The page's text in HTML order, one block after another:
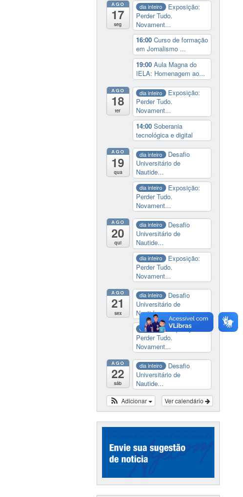
AGO
17
seg
dia inteiro
Exposição:
Perder Tudo.
Novament...
16:00 Curso de formação
em Jornalismo ...
19:00 Aula Magna do
IELA: Homenagem ao...
AGO
18
ter
dia inteiro
Exposição:
Perder Tudo.
Novament...
14:00 Soberania
tecnológica e digital
AGO
19
qua
dia inteiro
Desafio
Universitário de
Nautide...
dia inteiro
Exposição:
Perder Tudo.
Novament...
AGO
20
qui
dia inteiro
Desafio
Universitário de
Nautide...
dia inteiro
Exposição:
Perder Tudo.
Novament...
AGO
21
sex
dia inteiro
Desafio
Universitário de
Nautide...
dia inteiro
Exposição:
Perder Tudo.
Novament...
AGO
22
sáb
dia inteiro
Desafio
Universitário de
Nautide...
Ver calendário
Adicionar